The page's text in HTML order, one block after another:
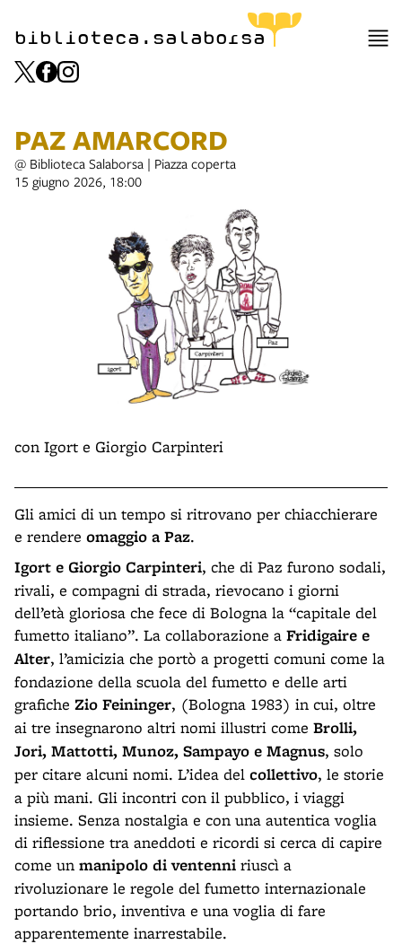
biblioteca.salaborsa
PAZ AMARCORD
@ Biblioteca Salaborsa | Piazza coperta
15 giugno 2026, 18:00
con Igort e Giorgio Carpinteri
Gli amici di un tempo si ritrovano per chiacchierare
e rendere omaggio a Paz.
Igort e Giorgio Carpinteri, che di Paz furono sodali,
rivali, e compagni di strada, rievocano i giorni
dell’età gloriosa che fece di Bologna la “capitale del
fumetto italiano”. La collaborazione a Fridigaire e
Alter, l’amicizia che portò a progetti comuni come la
fondazione della scuola del fumetto e delle arti
grafiche Zio Feininger, (Bologna 1983) in cui, oltre
ai tre insegnarono altri nomi illustri come Brolli,
Jori, Mattotti, Munoz, Sampayo e Magnus, solo
per citare alcuni nomi. L’idea del collettivo, le storie
a più mani. Gli incontri con il pubblico, i viaggi
insieme. Senza nostalgia e con una autentica voglia
di riflessione tra aneddoti e ricordi si cerca di capire
come un manipolo di ventenni riuscì a
rivoluzionare le regole del fumetto internazionale
portando brio, inventiva e una voglia di fare
apparentemente inarrestabile.